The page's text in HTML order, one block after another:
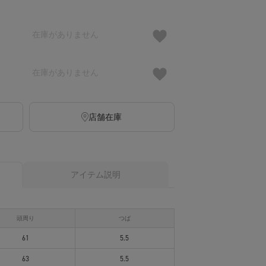
店舗在庫
アイテム説明
頭周り つば
61 5.5
63 5.5